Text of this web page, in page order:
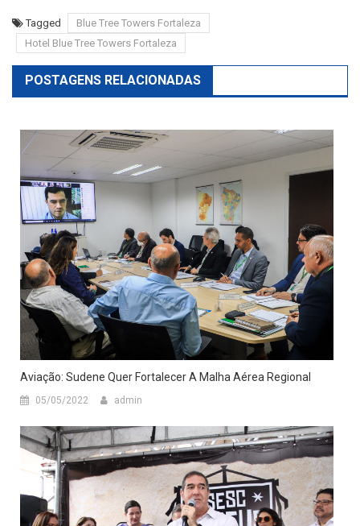
Tagged
Blue Tree Towers Fortaleza
Hotel Blue Tree Towers Fortaleza
POSTAGENS RELACIONADAS
Aviação: Sudene Quer Fortalecer A Malha Aérea Regional
05/05/2022 admin